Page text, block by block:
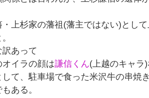
・上杉家の藩祖(藩主ではない)とし
訳あって
オイラの顔は謙信くん(上越のキャ
して、駐車場で食った米沢牛の串焼
ある。